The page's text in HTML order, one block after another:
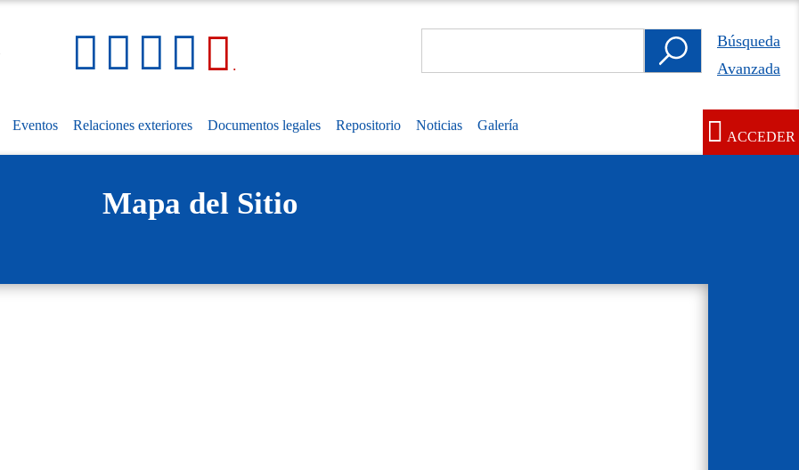
al
contenido
.
Búsqueda
Búsqueda
Avanzada
Eventos Relaciones exteriores Documentos legales Repositorio Noticias Galería
UserACCEDER
Mapa del Sitio